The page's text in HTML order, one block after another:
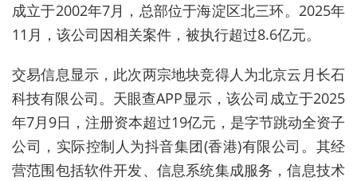
成立于2002年7月 ，总部位于海淀区北三环。2025年
11月，该公司因相关案件，被执行超过8.6亿元。
交易信息显示，此次两宗地块竞得人为北京云月长石
科技有限公司。天眼查APP显示，该公司成立于2025
年7月9日，注册资本超过19亿元，是字节跳动全资子
公司，实际控制人为抖音集团(香港)有限公司。其经
营范围包括软件开发、信息系统集成服务，信息技术